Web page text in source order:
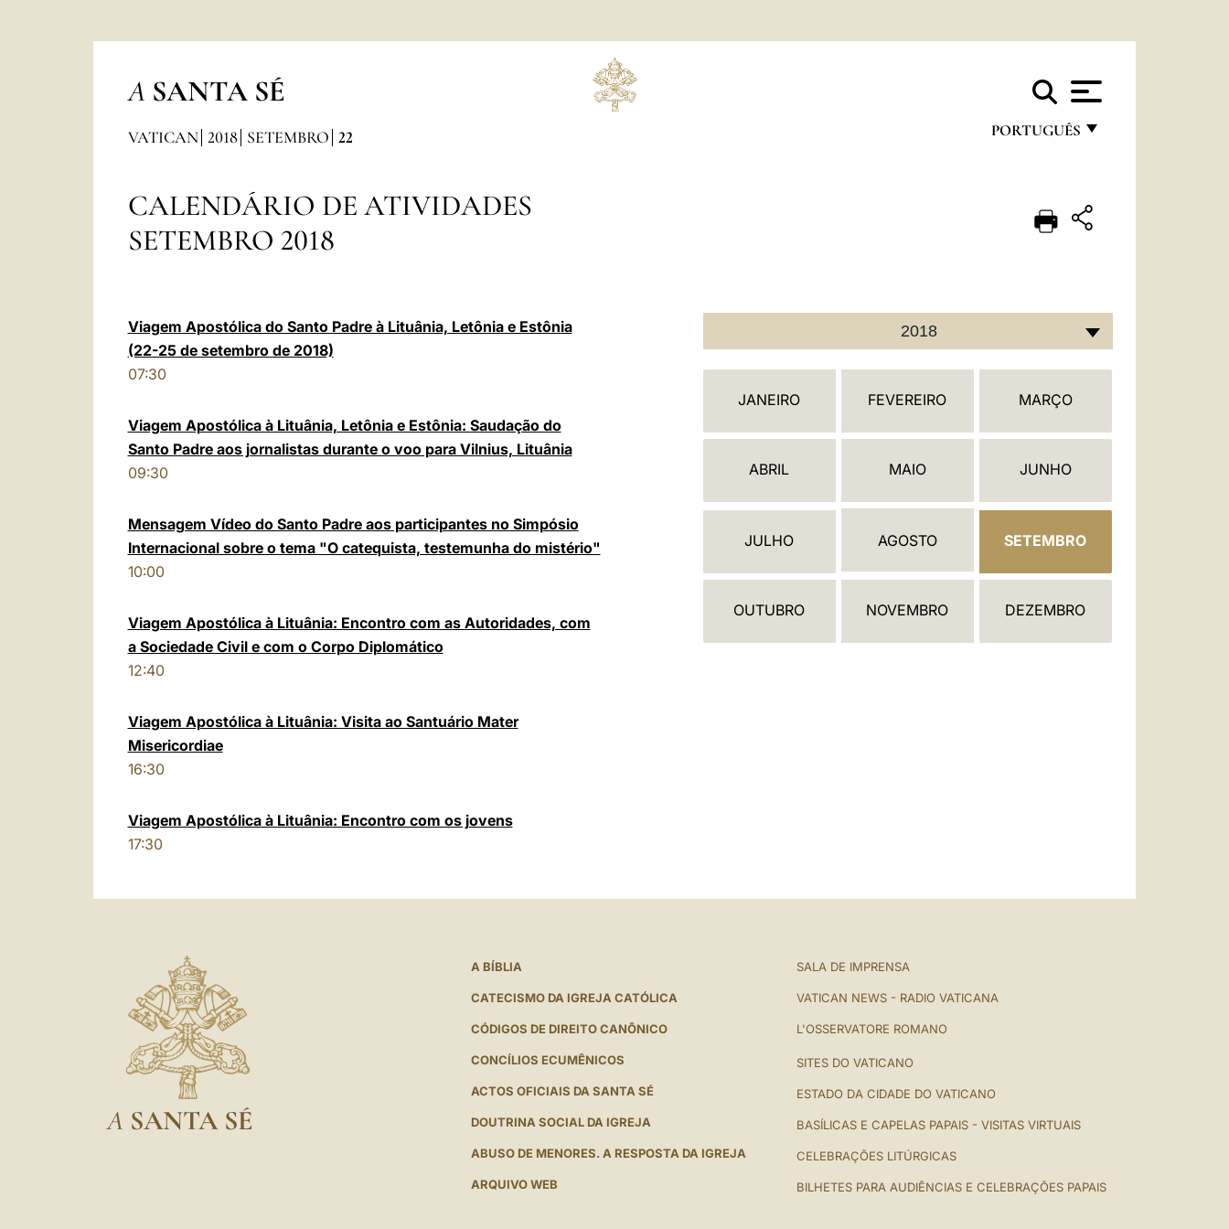
A SANTA SÉ
PORTUGUÊS
ITALIANO
ESPAÑOL
VATICAN 2018 SETEMBRO 22
CALENDÁRIO DE ATIVIDADES
SETEMBRO 2018
Viagem Apostólica do Santo Padre à Lituânia, Letônia e Estônia
(22-25 de setembro de 2018)
07:30
Viagem Apostólica à Lituânia, Letônia e Estônia: Saudação do
Santo Padre aos jornalistas durante o voo para Vilnius, Lituânia
09:30
Mensagem Vídeo do Santo Padre aos participantes no Simpósio
Internacional sobre o tema "O catequista, testemunha do mistério"
10:00
Viagem Apostólica à Lituânia: Encontro com as Autoridades, com
a Sociedade Civil e com o Corpo Diplomático
12:40
Viagem Apostólica à Lituânia: Visita ao Santuário Mater
Misericordiae
16:30
Viagem Apostólica à Lituânia: Encontro com os jovens
17:30
2018
N
Á
JANEIRO FEVEREIRO MARÇO
ABRIL MAIO JUNHO
JULHO AGOSTO SETEMBRO
OUTUBRO NOVEMBRO DEZEMBRO
A SANTA SÉ
A BÍBLIA
CATECISMO DA IGREJA CATÓLICA
CÓDIGOS DE DIREITO CANÔNICO
CONCÍLIOS ECUMÊNICOS
ACTOS OFICIAIS DA SANTA SÉ
DOUTRINA SOCIAL DA IGREJA
ABUSO DE MENORES. A RESPOSTA DA IGREJA
ARQUIVO WEB
SALA DE IMPRENSA
VATICAN NEWS - RADIO VATICANA
L'OSSERVATORE ROMANO
SITES DO VATICANO
ESTADO DA CIDADE DO VATICANO
BASÍLICAS E CAPELAS PAPAIS - VISITAS VIRTUAIS
CELEBRAÇÕES LITÚRGICAS
BILHETES PARA AUDIÊNCIAS E CELEBRAÇÕES PAPAIS